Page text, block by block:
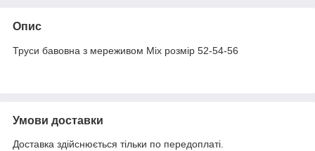
Опис
Труси бавовна з мереживом Міх розмір 52-54-56
Умови доставки
Доставка здійснюється тільки по передоплаті.